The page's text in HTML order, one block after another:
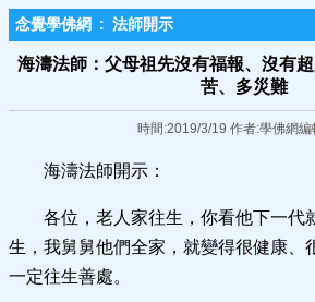
念覺學佛網 : 法師開示
海濤法師：父母祖先沒有福報、沒有
苦、多災難
時間:2019/3/19 作者:學佛網編
海濤法師開示：
各位，老人家往生，你看他下一代
生，我舅舅他們全家，就變得很健康、
一定往生善處。